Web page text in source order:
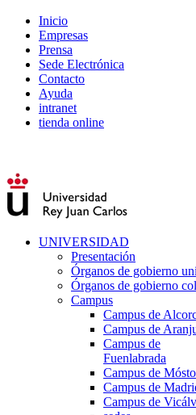
Inicio
Empresas
Prensa
Sede Electrónica
Contacto
Ayuda
intranet
tienda online
UNIVERSIDAD
Presentación
Órganos de gobierno
Órganos de gobierno
Campus
Campus de
Campus de
Campus de
Fuenlabrada
Campus de
Campus de
Campus de